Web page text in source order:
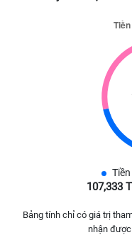
107,333
Bảng tính chỉ có giá trị
nhận